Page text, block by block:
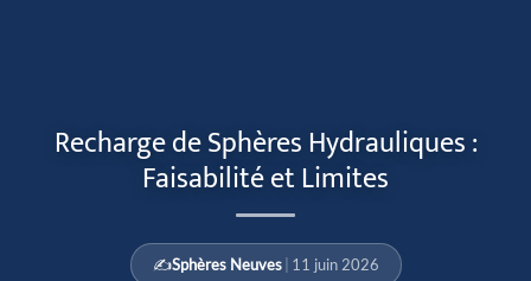
Recharge de Sphères Hydrauliques :
Faisabilité et Limites
✍️Sphères Neuves | 11 juin 2026